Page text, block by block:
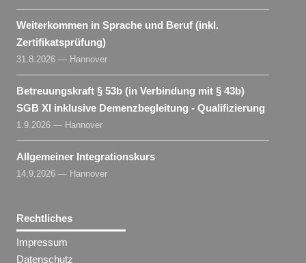
Weiterkommen in Sprache und Beruf (inkl.
Zertifikatsprüfung)
31.8.2026 — Hannover
Betreuungskraft § 53b (in Verbindung mit § 43b)
SGB XI inklusive Demenzbegleitung - Qualifizierung
1.9.2026 — Hannover
Allgemeiner Integrationskurs
14.9.2026 — Hannover
Rechtliches
Impressum
Datenschutz